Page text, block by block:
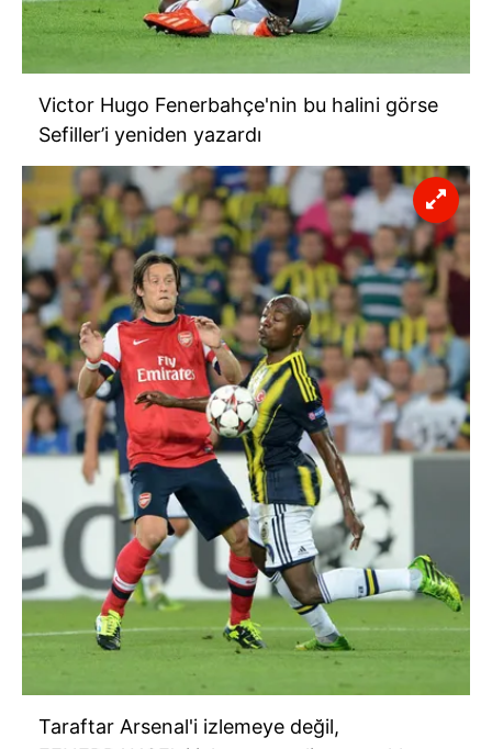
Victor Hugo Fenerbahçe'nin bu halini görse
Sefiller’i yeniden yazardı
Taraftar Arsenal'i izlemeye değil,